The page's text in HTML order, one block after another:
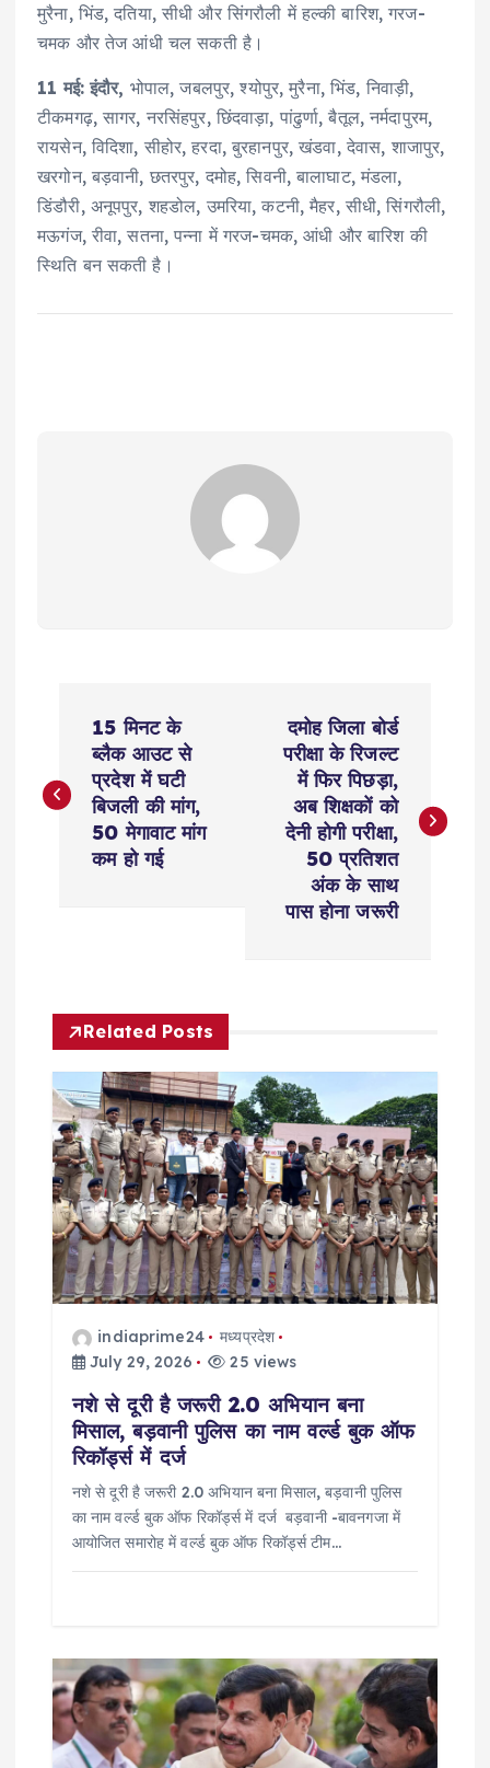
मुरैना, भिंड, दतिया, सीधी और सिंगरौली में हल्की बारिश, गरज-
चमक और तेज आंधी चल सकती है।
11 मई: इंदौर, भोपाल, जबलपुर, श्योपुर, मुरैना, भिंड, निवाड़ी,
टीकमगढ़, सागर, नरसिंहपुर, छिंदवाड़ा, पांढुर्णा, बैतूल, नर्मदापुरम,
रायसेन, विदिशा, सीहोर, हरदा, बुरहानपुर, खंडवा, देवास, शाजापुर,
खरगोन, बड़वानी, छतरपुर, दमोह, सिवनी, बालाघाट, मंडला,
डिंडौरी, अनूपपुर, शहडोल, उमरिया, कटनी, मैहर, सीधी, सिंगरौली,
मऊगंज, रीवा, सतना, पन्ना में गरज-चमक, आंधी और बारिश की
स्थिति बन सकती है।
s
v
g
a
t
15 मिनट के
ब्‍लैक आउट से
प्रदेश में घटी
बिजली की मांग,
50 मेगावाट मांग
कम हो गई
दमोह जिला बोर्ड
परीक्षा के रिजल्ट
में फिर पिछड़ा,
अब शिक्षकों को
देनी होगी परीक्षा,
50 प्रतिशत
अंक के साथ
पास होना जरूरी
Related Posts
indiaprime24
मध्यप्रदेश
July 29, 2026
25 views
नशे से दूरी है जरूरी 2.0 अभियान बना
मिसाल, बड़वानी पुलिस का नाम वर्ल्ड बुक ऑफ
रिकॉर्ड्स में दर्ज
नशे से दूरी है जरूरी 2.0 अभियान बना मिसाल, बड़वानी पुलिस
का नाम वर्ल्ड बुक ऑफ रिकॉर्ड्स में दर्ज बड़वानी -बावनगजा में
आयोजित समारोह में वर्ल्ड बुक ऑफ रिकॉर्ड्स टीम…